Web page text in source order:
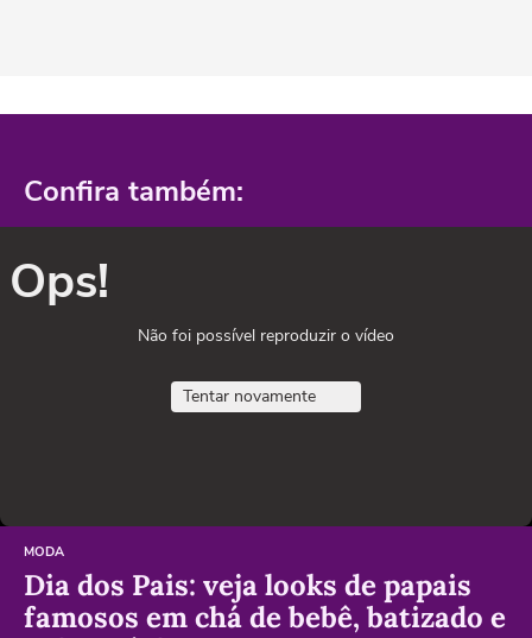
Confira também:
Ops!
Não foi possível reproduzir o vídeo
Tentar novamente
MODA
Dia dos Pais: veja looks de papais
famosos em chá de bebê, batizado e